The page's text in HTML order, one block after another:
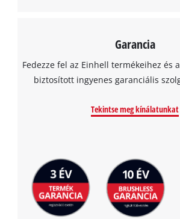
Garancia
Fedezze fel az Einhell termékeihez és
biztosított ingyenes garanciális
Tekintse meg kínálatunkat